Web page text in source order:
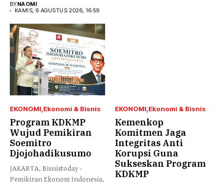
BYNAOMI
KAMIS, 6 AGUSTUS 2026, 16:59
EKONOMI Ekonomi & Bisnis
Program KDKMP
Wujud Pemikiran
Soemitro
Djojohadikusumo
JAKARTA, Bisnistoday -
Pemikiran Ekonom Indonesia,
EKONOMI Ekonomi & Bisnis
Kemenkop
Komitmen Jaga
Integritas Anti
Korupsi Guna
Sukseskan Program
KDKMP